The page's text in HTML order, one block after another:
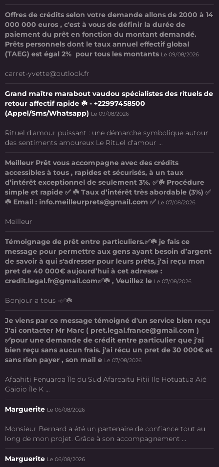
Offres de crédits selon votre demande allons de 2000 à 14
000 000 euros , c'est à vous de définir la durée de
paiement du prêt en fonction du montant demandé.
Prêts personnels dont le taux annuel effectif global
(TAEG) est égal 2% pour tous les montants Le 09/08/2026
carret-yvette@outlook.fr
Grand maître marabout vaudou spécialistes des rituels de
retour affectif rapide ☘️ - +22997458500
(Appel/Sms/Whatsapp) Le 09/08/2026
Rituel d'amour puissant : une démarche symbolique autour
des sentiments amoureux Le Rituel d'amour ...
Meilleur Prêt vous accompagne avec des crédits
accessibles à tous , rapides et sécurisés, à un taux
d’intérêt exceptionnel de seulement 3%. ✅☘️ Procédure
simple et rapide ✅ ☘️ Taux d’intérêt très abordable (3%) ✅
☘️ Email : info.meilleurprets@gmail.com ✅ Le 07/08/2026
Meilleur
Témoignage de prêt entre particuliers.✅☘️ je fais ce
message pour permettre aux gens ayant besoin d’argent
de savoir à qui s'adresser pour leurs prêts, j’ai reçu mon
pret de 40 000€ aujourd’hui à cet adresse :
credit.legal.fr@gmail.com✅☘️ , Veuillez le Le 07/08/2026
Bonjour a tous -✅☘️
Je viens par ce message témoigné d'un service bien reçu
J'ai contacter Mr Marc ( pret.legal.france@gmail.com )
✅pour une demande de crédit entre particulier que j'ai
bien reçu sans aucun frais. j'ai récu un pret de 30 000€ et
sans rien payer , son mail e Le 07/08/2026
Afaahiti Fenuaroa Île du Sud Afareaitu Fitii Ile Hotuatua Aié
Gaioio Île K ...
Marguerite Le 06/08/2026
Monsieur Bernard a été un partenaire de confiance tout au
long de mon projet. Grâce à son accompagnement ...
Marguerite Le 06/08/2026